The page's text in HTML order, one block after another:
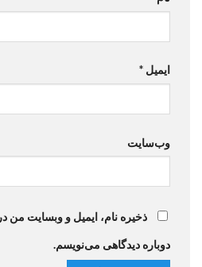
ایمیل *
وب‌سایت
ذخیره نام، ایمیل و وبسایت من
دوباره دیدگاهی می‌نویسم.